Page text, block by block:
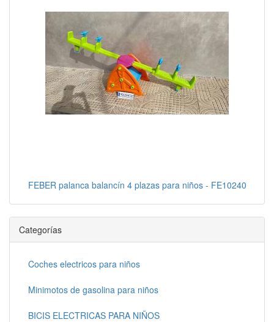
FEBER palanca balancín 4 plazas para niños - FE10240
Categorías
Coches electricos para niños
Minimotos de gasolina para niños
BICIS ELECTRICAS PARA NIÑOS